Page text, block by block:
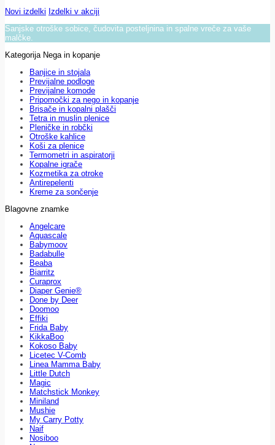
Novi izdelki Izdelki v akciji
Sanjske otroške sobice, čudovita posteljnina in spalne vreče za vaše
malčke.
Kategorija Nega in kopanje
Banjice in stojala
Previjalne podloge
Previjalne komode
Pripomočki za nego in kopanje
Brisače in kopalni plašči
Tetra in muslin plenice
Pleničke in robčki
Otroške kahlice
Koši za plenice
Termometri in aspiratorji
Kopalne igrače
Kozmetika za otroke
Antirepelenti
Kreme za sončenje
Blagovne znamke
Angelcare
Aquascale
Babymoov
Badabulle
Beaba
Biarritz
Curaprox
Diaper Genie®
Done by Deer
Doomoo
Effiki
Frida Baby
KikkaBoo
Kokoso Baby
Licetec V-Comb
Linea Mamma Baby
Little Dutch
Magic
Matchstick Monkey
Miniland
Mushie
My Carry Potty
Naif
Nosiboo